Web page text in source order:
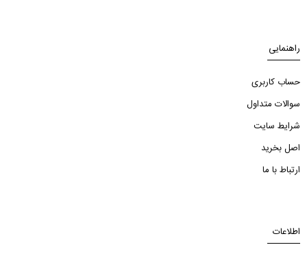
راهنمایی
حساب کاربری
سوالات متداول
شرایط سایت
اصل بخرید
ارتباط با ما
اطلاعات